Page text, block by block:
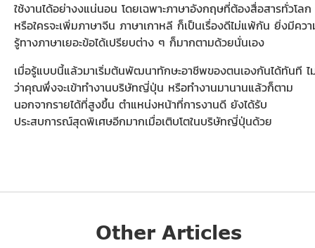
ใช้งานได้อย่างงแน่นอน โดยเฉพาะภาษาอังกฤษที่ต้องสื่อสารทั่วโลก
หรือใครจะเพิ่มภาษาจีน ภาษาเกาหลี ก็เป็นเรื่องดีไม่แพ้กัน ยิ่งมีคว
รู้ทางภาษาเยอะข้อได้เปรียบต่าง ๆ ก็มากตามด้วยนั่นเอง
เมื่อรู้แบบนี้แล้วมาเริ่มต้นพัฒนาทักษะอาชีพของตนเองกันได้ทันที ไ
ว่าคุณพึ่งจะเข้าทำงานบริษัทญี่ปุ่น หรือทำงานมานานแล้วก็ตาม
นอกจากรายได้ที่สูงขึ้น ตำแหน่งหน้าที่การงานดี ยังได้รับ
ประสบการณ์สุดพิเศษอีกมากเมื่อเติบโตในบริษัทญี่ปุ่นด้วย
Other Articles